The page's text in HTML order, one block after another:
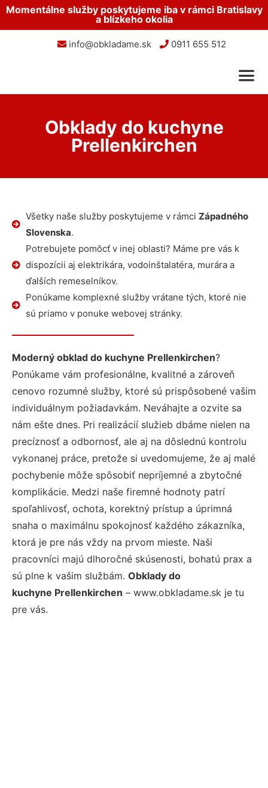
Momentálne služby poskytujeme iba v rámci Bratislavy
a blízkeho okolia
info@obkladame.sk 0911 655 512
Obklady do kuchyne
Prellenkirchen
Všetky naše služby poskytujeme v rámci Západného
Slovenska.
Potrebujete pomôcť v inej oblasti? Máme pre vás k
dispozícii aj elektrikára, vodoinštalatéra, murára a
ďalších remeselníkov.
Ponúkame komplexné služby vrátane tých, ktoré nie
sú priamo v ponuke webovej stránky.
Moderný obklad do kuchyne Prellenkirchen?
Ponúkame vám profesionálne, kvalitné a zároveň
cenovo rozumné služby, ktoré sú prispôsobené vašim
individuálnym požiadavkám. Neváhajte a ozvite sa
nám ešte dnes. Pri realizácií služieb dbáme nielen na
precíznosť a odbornosť, ale aj na dôslednú kontrolu
vykonanej práce, pretože si uvedomujeme, že aj malé
pochybenie môže spôsobiť nepríjemné a zbytočné
komplikácie. Medzi naše firemné hodnoty patrí
spoľahlivosť, ochota, korektný prístup a úprimná
snaha o maximálnu spokojnosť každého zákazníka,
ktorá je pre nás vždy na prvom mieste. Naši
pracovníci majú dlhoročné skúsenosti, bohatú prax a
sú plne k vašim službám. Obklady do
kuchyne Prellenkirchen – www.obkladame.sk je tu
pre vás.